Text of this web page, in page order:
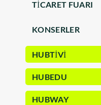
TICARET FUARI
KONSERLER
HUBTIVI
HUBEDU
HUBWAY